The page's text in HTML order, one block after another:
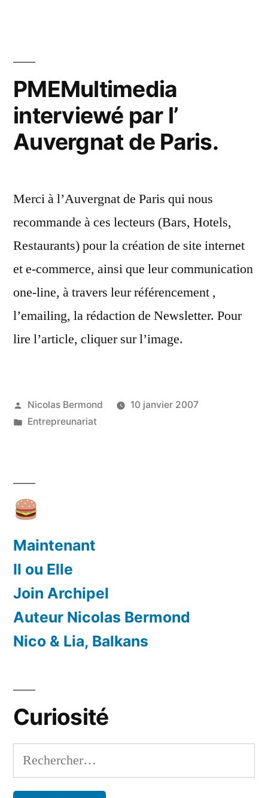
PMEMultimedia
interviewé par l’
Auvergnat de Paris.
Merci à l’Auvergnat de Paris qui nous
recommande à ces lecteurs (Bars, Hotels,
Restaurants) pour la création de site internet
et e-commerce, ainsi que leur communication
one-line, à travers leur référencement ,
l’emailing, la rédaction de Newsletter. Pour
lire l’article, cliquer sur l’image.
Publié
par
Nicolas Bermond
10 janvier 2007
Publié
Entrepreunariat
Maintenant
Il ou Elle
Join Archipel
Auteur Nicolas Bermond
Nico & Lia, Balkans
Curiosité
Rechercher :